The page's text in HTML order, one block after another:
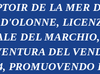
DE LA MER
DEL MARCHIO,
DEL